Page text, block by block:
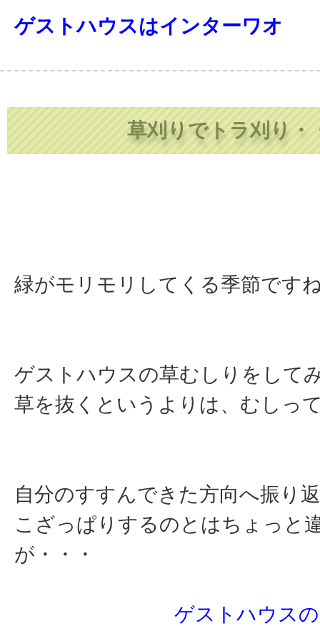
ゲストハウスはインターワオ
草刈りでトラ刈り・
緑がモリモリしてくる季節です
ゲストハウスの草むしりをして
草を抜くというよりは、むしっ
自分のすすんできた方向へ振り
こざっぱりするのとはちょっと
が・・・
ゲストハウス